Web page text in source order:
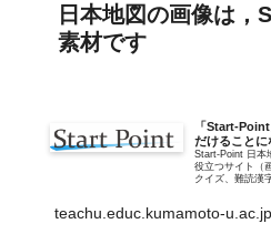
日本地図の画像は
素材です
「Start-
だけることに
Start-Point 日本
役立つサイト（
クイズ、難読漢
teachu.educ.kumamoto-u.ac.jp